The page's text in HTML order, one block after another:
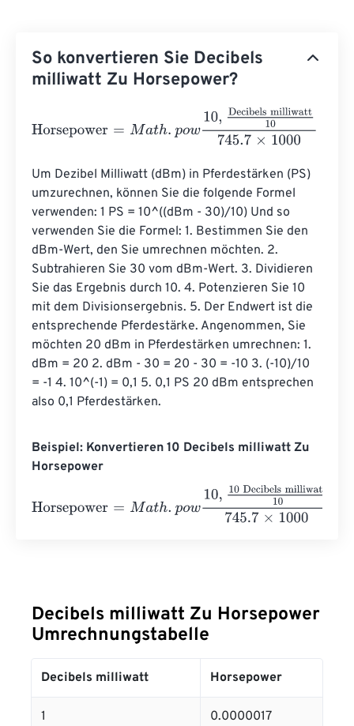
So konvertieren Sie Decibels
milliwatt Zu Horsepower?
Decibels milliwatt10745.7
Um Dezibel Milliwatt (dBm) in Pferdestärken (PS)
umzurechnen, können Sie die folgende Formel
verwenden: 1 PS = 10^((dBm - 30)/10) Und so
verwenden Sie die Formel: 1. Bestimmen Sie den
dBm-Wert, den Sie umrechnen möchten. 2.
Subtrahieren Sie 30 vom dBm-Wert. 3. Dividieren
Sie das Ergebnis durch 10. 4. Potenzieren Sie 10
mit dem Divisionsergebnis. 5. Der Endwert ist die
entsprechende Pferdestärke. Angenommen, Sie
möchten 20 dBm in Pferdestärken umrechnen: 1.
dBm = 20 2. dBm - 30 = 20 - 30 = -10 3. (-10)/10
= -1 4. 10^(-1) = 0,1 5. 0,1 PS 20 dBm entsprechen
also 0,1 Pferdestärken.
Beispiel: Konvertieren 10 Decibels milliwatt Zu
Horsepower
10 Decibels milliwatt10745.7
Decibels milliwatt Zu Horsepower
Umrechnungstabelle
Decibels milliwatt Horsepower
1 0.0000017